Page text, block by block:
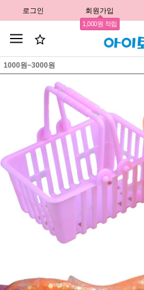
로그인 회원가입
1,000원 적립
1000원~3000원